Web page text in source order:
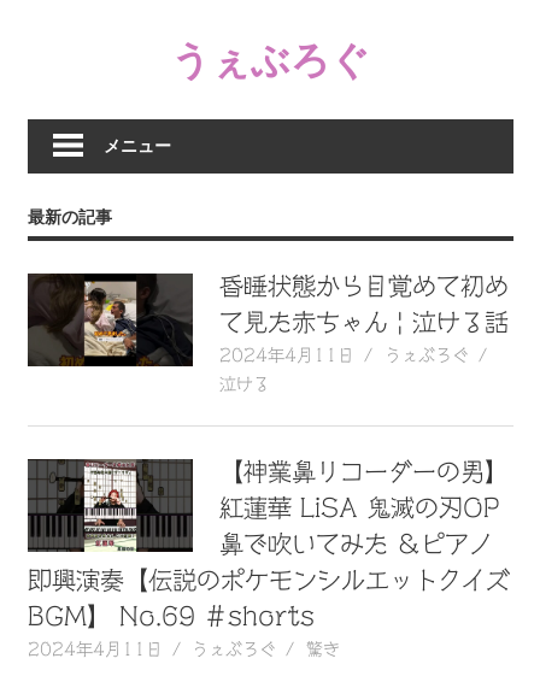
うぇぶろぐ
え
る
画、
動
す
る、
泣
る
画、
驚
く
動
画
を
毎
メニュー
最新の記事
昏睡状態から目覚めて初め
て見た赤ちゃん | 泣ける話
2024年4月11日
うぇぶろぐ
泣ける
【神業鼻リコーダーの男】
紅蓮華 LiSA 鬼滅の刃OP
鼻で吹いてみた ＆ピアノ
即興演奏【伝説のポケモンシルエットクイズ
BGM】 No.69 ＃shorts
2024年4月11日 うぇぶろぐ 驚き